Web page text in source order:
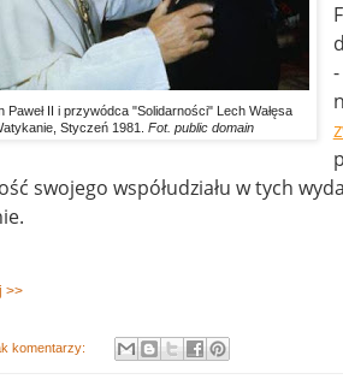
Paweł II i przywódca "Solidarności" Lech Wałęsa
Styczeń 1981.
Fot. public domain
swojego współudziału w tych
>>
komentarzy: